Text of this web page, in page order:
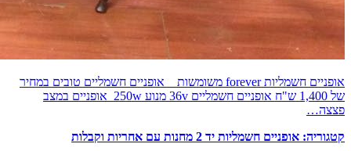
אופניים חשמליות forever משומשות אופניים חשמליים טובים במחיר
של 1,400 ש"ח אופניים חשמליים 36v מנוע 250w אופניים במצב
פצצה…
קטגוריה: אופניים חשמליות יד 2 מחנות עם אחריות וקבלות